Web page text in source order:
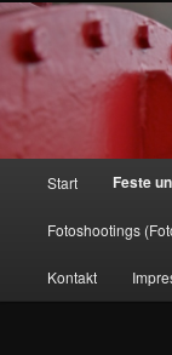
Zum
Inhalt
wechseln
www.strick-online.de
Start Feste
Fotoshootings
Kontakt